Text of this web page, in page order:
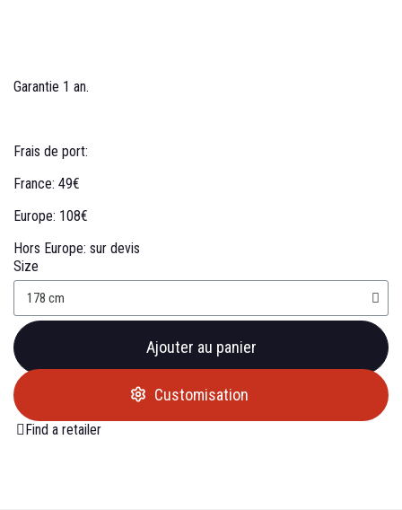
Garantie 1 an.
Frais de port:
France: 49€
Europe: 108€
Hors Europe: sur devis
Size
Ajouter au panier
Customisation
Find a retailer